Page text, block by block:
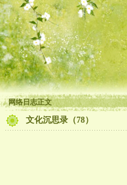
网络日志正文
文化沉思录（78）